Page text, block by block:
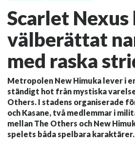
Scarlet
välberättat
med raska
Metropolen New Himuka lever i
ständigt hot från mystiska
Others. I stadens organiserade
och Kasane, två medlemmar i
mellan The Others och New
spelets båda spelbara karaktärer.